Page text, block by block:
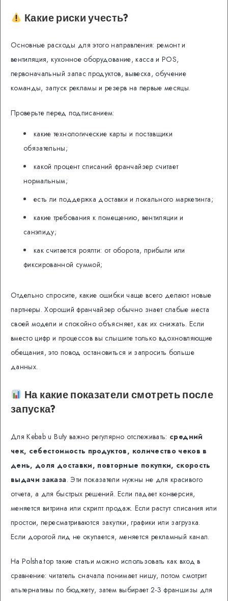
Какие риски учесть?
Основные расходы для этого направления: ремонт и
вентиляция, кухонное оборудование, касса и POS,
первоначальный запас продуктов, вывеска, обучение
команды, запуск рекламы и резерв на первые месяцы.
Проверьте перед подписанием:
какие технологические карты и поставщики
обязательны;
какой процент списаний франчайзер считает
нормальным;
есть ли поддержка доставки и локального маркетинга;
какие требования к помещению, вентиляции и
санэпиду;
как считается роялти: от оборота, прибыли или
фиксированной суммой;
Отдельно спросите, какие ошибки чаще всего делают новые
партнеры. Хороший франчайзер обычно знает слабые места
своей модели и спокойно объясняет, как их снижать. Если
вместо цифр и процессов вы слышите только вдохновляющие
обещания, это повод остановиться и запросить больше
данных.
На какие показатели смотреть после
запуска?
Для Kebab u Buły важно регулярно отслеживать: средний
чек, себестоимость продуктов, количество чеков в
день, доля доставки, повторные покупки, скорость
выдачи заказа. Эти показатели нужны не для красивого
отчета, а для быстрых решений. Если падает конверсия,
меняется витрина или скрипт продаж. Если растут списания или
простои, пересматриваются закупки, графики или загрузка.
Если дорогой лид не окупается, меняется рекламный канал.
На Polsha.top такие статьи можно использовать как вход в
сравнение: читатель сначала понимает нишу, потом смотрит
альтернативы по бюджету, затем выбирает 2-3 франшизы для